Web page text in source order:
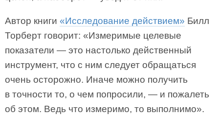
Автор книги «Исследование действием» Билл
Торберт говорит: «Измеримые целевые
показатели — это настолько действенный
инструмент, что с ним следует обращаться
очень осторожно. Иначе можно получить
в точности то, о чем попросили, — и пожалеть
об этом. Ведь что измеримо, то выполнимо».